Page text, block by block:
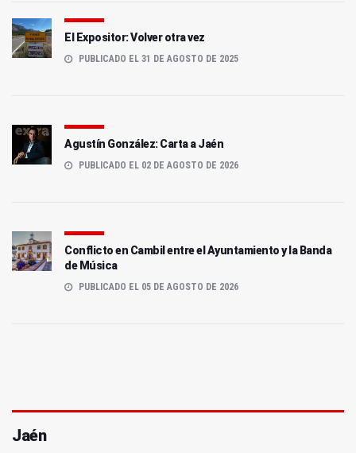
El Expositor: Volver otra vez
PUBLICADO EL 31 DE AGOSTO DE 2025
Agustín González: Carta a Jaén
PUBLICADO EL 02 DE AGOSTO DE 2026
Conflicto en Cambil entre el Ayuntamiento y la Banda
de Música
PUBLICADO EL 05 DE AGOSTO DE 2026
Jaén